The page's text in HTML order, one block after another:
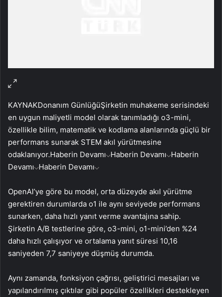
KAYNAKDonanım GünlüğüŞirketin muhakeme serisindeki
en uygun maliyetli model olarak tanımladığı o3-mini,
özellikle bilim, matematik ve kodlama alanlarında güçlü bir
performans sunarak STEM akıl yürütmesine
odaklanıyor.Haberin Devamı Haberin Devamı Haberin
Devamı Haberin Devamı
OpenAI’ye göre bu model, orta düzeyde akıl yürütme
gerektiren durumlarda o1 ile aynı seviyede performans
sunarken, daha hızlı yanıt verme avantajına sahip.
Şirketin A/B testlerine göre, o3-mini, o1-mini’den %24
daha hızlı çalışıyor ve ortalama yanıt süresi 10,16
saniyeden 7,7 saniyeye düşmüş durumda.
Aynı zamanda, fonksiyon çağrısı, geliştirici mesajları ve
yapılandırılmış çıktılar gibi popüler özellikleri destekleyen